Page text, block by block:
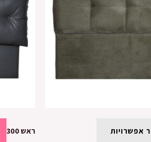
אפשרויות ראש 300